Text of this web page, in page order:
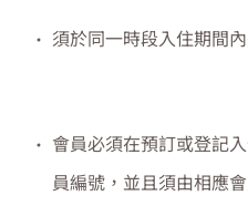
須於同一時段入住期間
會員必須在預訂或登記
員編號，並且須由相應